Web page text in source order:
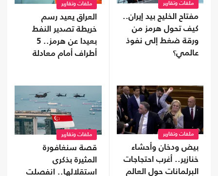
ملفات وتقارير
مفتاح الخليج بيد إيران..
كيف تحول هرمز من
ورقة ضغط إلى نفوذ
عالمي؟
ملفات وتقارير
العراق يعيد رسم
خريطة تصدير النفط
بعيدا عن هرمز.. 5
أطراف أمام معادلة
ملفات وتقارير
بيض ودخان وأحشاء
خنازير.. أغرب احتجاجات
البرلمانات حول العالم
ملفات وتقارير
قصة سنغافورة
المثيرة بذكرى
استقلالها.. انفصلت